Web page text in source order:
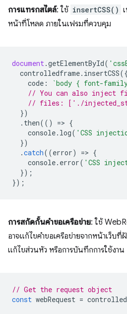
การแทรกสไตล์: ใช้ insertCSS()
หน้าที่โหลด ภายในเฟรมที่ควบคุม
document.getElementById(
controlledframe. insertCSS({
code :
`body { font-
// You can also inject
// files: ['./
})
. then(() => {
console. log( 'CSS
})
.catch((error) => {
console. error( 'CSS
});
});
การสกัดกั้นคำขอเครือข่าย: ใช้
อาจแก้ไขคำขอเครือข่ายจากหน้าเว็บที่
แก้ไขส่วนหัว หรือการบันทึกการใช้งาน
// Get the request object
const webRequest =